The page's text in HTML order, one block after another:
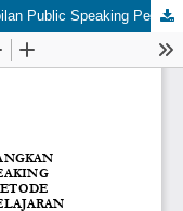
Strategi Guru Mengembangkan Keterampilan Public Speaking Peserta Didik Melalui Metode Reading Aloud Pada Pembelajaran Sejarah Kebudayaan Islam